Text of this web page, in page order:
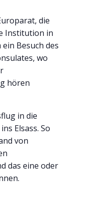
die
Institution in
Besuch des
wo
hören
in die
Elsass. So
von
das eine oder